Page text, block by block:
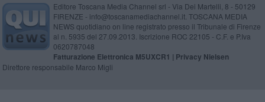
Editore Toscana Media Channel srl - Via Dei Martelli, 8 - 50129
FIRENZE - info@toscanamediachannel.it. TOSCANA MEDIA
NEWS quotidiano on line registrato presso il Tribunale di Firenze
al n. 5935 del 27.09.2013. Iscrizione ROC 22105 - C.F. e P.Iva
0620787048
Fatturazione Elettronica M5UXCR1 | Privacy Nielsen
Direttore responsabile Marco Migli